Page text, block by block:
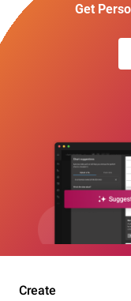
Get
Create